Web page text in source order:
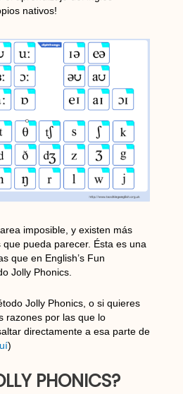
nativos!
imposible, y existen más
pueda parecer. Ésta es una
que en English’s Fun
Jolly Phonics.
Jolly Phonics, o si quieres
razones por las que lo
directamente a esa parte de
)
PHONICS?